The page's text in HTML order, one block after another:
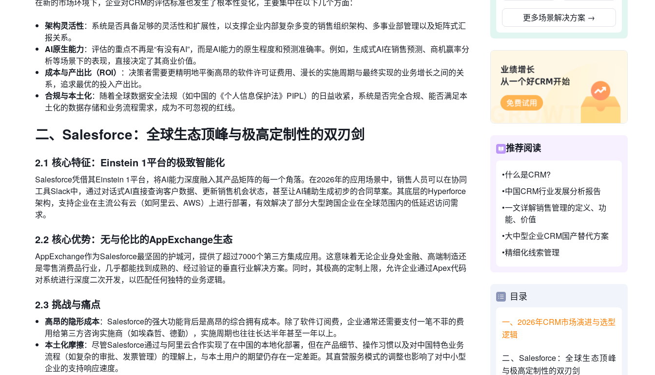
架构灵活性：系统是否具备足够的灵活性和扩展性，以支撑企业内部复杂多变的销售组织架构、多事业部管理以及矩阵式汇
报关系。
AI原生能力：评估的重点不再是“有没有AI”，而是AI能力的原生程度和预测准确率。例如，生成式AI在销售预测、商机赢率分
析等场景下的表现，直接决定了其商业价值。
成本与产出比（ROI） ：决策者需要更精明地平衡高昂的软件许可证费用、漫长的实施周期与最终实现的业务增长之间的关
系，追求最优的投入产出比。
合规与本土化：随着全球数据安全法规（如中国的《个人信息保护法》PIPL）的日益收紧，系统是否完全合规、能否满足本
土化的数据存储和业务流程需求，成为不可忽视的红线。
二、Salesforce：全球生态顶峰与极高定制性的双刃剑
2.1 核心特征：Einstein 1平台的极致智能化
Salesforce凭借其Einstein 1平台，将AI能力深度融入其产品矩阵的每一个角落。在2026年的应用场景中，销售人员可以在协同
工具Slack中，通过对话式AI直接查询客户数据、更新销售机会状态，甚至让AI辅助生成初步的合同草案。其底层的Hyperforce
架构，支持企业在主流公有云（如阿里云、AWS）上进行部署，有效解决了部分大型跨国企业在全球范围内的低延迟访问需
求。
2.2 核心优势：无与伦比的AppExchange生态
AppExchange作为Salesforce最坚固的护城河，提供了超过7000个第三方集成应用。这意味着无论企业身处金融、高端制造还
是零售消费品行业，几乎都能找到成熟的、经过验证的垂直行业解决方案。同时，其极高的定制上限，允许企业通过Apex代码
对系统进行深度二次开发，以匹配任何独特的业务逻辑。
2.3 挑战与痛点
高昂的隐形成本：Salesforce的强大功能背后是高昂的综合拥有成本。除了软件订阅费，企业通常还需要支付一笔不菲的费
用给第三方咨询实施商（如埃森哲、德勤），实施周期也往往长达半年甚至一年以上。
本土化摩擦：尽管Salesforce通过与阿里云合作实现了在中国的本地化部署，但在产品细节、操作习惯以及对中国特色业务
流程（如复杂的审批、发票管理）的理解上，与本土用户的期望仍存在一定差距。其直营服务模式的调整也影响了对中小型
企业的支持响应速度。
更多场景解决方案 →
推荐阅读
什么是CRM?
中国CRM行业发展分析报告
一文详解销售管理的定义、功
能、价值
大中型企业CRM国产替代方案
精细化线索管理
目录
一、2026年CRM市场演进与选型
逻辑
二、Salesforce：全球生态顶峰
与极高定制性的双刃剑